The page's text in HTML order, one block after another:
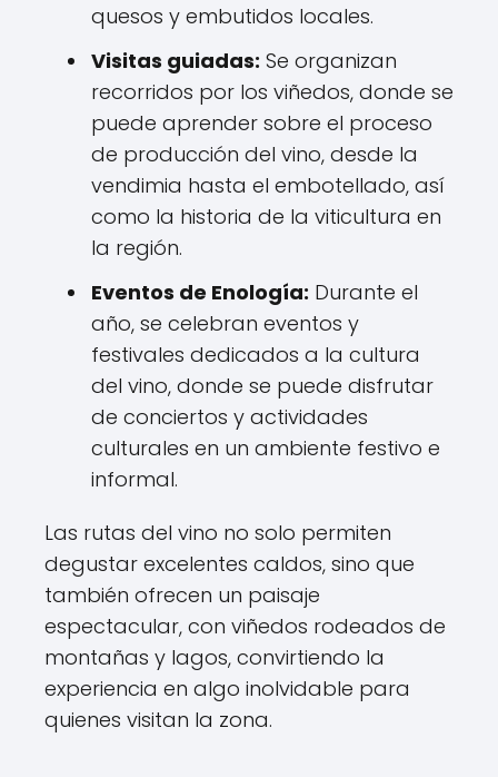
quesos y embutidos locales.
Visitas guiadas: Se organizan
recorridos por los viñedos, donde se
puede aprender sobre el proceso
de producción del vino, desde la
vendimia hasta el embotellado, así
como la historia de la viticultura en
la región.
Eventos de Enología: Durante el
año, se celebran eventos y
festivales dedicados a la cultura
del vino, donde se puede disfrutar
de conciertos y actividades
culturales en un ambiente festivo e
informal.
Las rutas del vino no solo permiten
degustar excelentes caldos, sino que
también ofrecen un paisaje
espectacular, con viñedos rodeados de
montañas y lagos, convirtiendo la
experiencia en algo inolvidable para
quienes visitan la zona.